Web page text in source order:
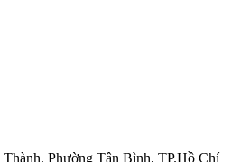
Phường Tân Bình, TP.Hồ Chí